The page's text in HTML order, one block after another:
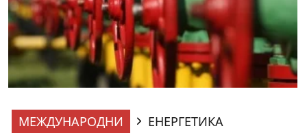
МЕЖДУНАРОДНИ
ЕНЕРГЕТИКА